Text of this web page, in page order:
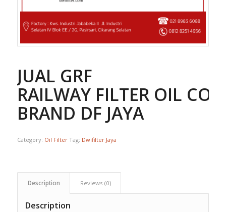
JUAL GRF
RAILWAY FILTER OIL
BRAND DF JAYA
Category: Oil Filter Tag: Dwifilter Jaya
Description Reviews (0)
Description